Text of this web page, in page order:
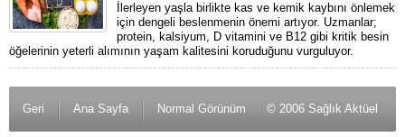
İlerleyen yaşla birlikte kas ve kemik kaybını önlemek
için dengeli beslenmenin önemi artıyor. Uzmanlar;
protein, kalsiyum, D vitamini ve B12 gibi kritik besin
öğelerinin yeterli alımının yaşam kalitesini koruduğunu vurguluyor.
Geri Ana Sayfa Normal Görünüm © 2006 Sağlık Aktüel